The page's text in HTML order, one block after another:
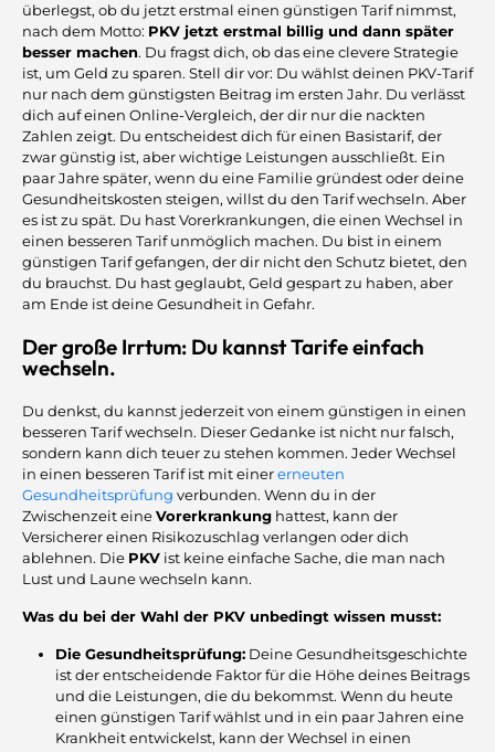
überlegst, ob du jetzt erstmal einen günstigen Tarif nimmst,
nach dem Motto: PKV jetzt erstmal billig und dann später
besser machen. Du fragst dich, ob das eine clevere Strategie
ist, um Geld zu sparen. Stell dir vor: Du wählst deinen PKV-Tarif
nur nach dem günstigsten Beitrag im ersten Jahr. Du verlässt
dich auf einen Online-Vergleich, der dir nur die nackten
Zahlen zeigt. Du entscheidest dich für einen Basistarif, der
zwar günstig ist, aber wichtige Leistungen ausschließt. Ein
paar Jahre später, wenn du eine Familie gründest oder deine
Gesundheitskosten steigen, willst du den Tarif wechseln. Aber
es ist zu spät. Du hast Vorerkrankungen, die einen Wechsel in
einen besseren Tarif unmöglich machen. Du bist in einem
günstigen Tarif gefangen, der dir nicht den Schutz bietet, den
du brauchst. Du hast geglaubt, Geld gespart zu haben, aber
am Ende ist deine Gesundheit in Gefahr.
Der große Irrtum: Du kannst Tarife einfach
wechseln.
Du denkst, du kannst jederzeit von einem günstigen in einen
besseren Tarif wechseln. Dieser Gedanke ist nicht nur falsch,
sondern kann dich teuer zu stehen kommen. Jeder Wechsel
in einen besseren Tarif ist mit einererneuten
Gesundheitsprüfung verbunden. Wenn du in der
Zwischenzeit eineVorerkrankung hattest, kann der
Versicherer einen Risikozuschlag verlangen oder dich
ablehnen. Die PKV ist keine einfache Sache, die man nach
Lust und Laune wechseln kann.
Was du bei der Wahl der PKV unbedingt wissen musst:
Die Gesundheitsprüfung: Deine Gesundheitsgeschichte
ist der entscheidende Faktor für die Höhe deines Beitrags
und die Leistungen, die du bekommst. Wenn du heute
einen günstigen Tarif wählst und in ein paar Jahren eine
Krankheit entwickelst, kann der Wechsel in einen